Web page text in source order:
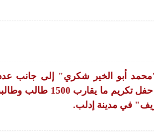
أبو الخير شكري" إلى جانب
الشخصيات الحكومية ووفد من وزارة الأوقاف في حفل تكريم ما
في مدينة إدلب.